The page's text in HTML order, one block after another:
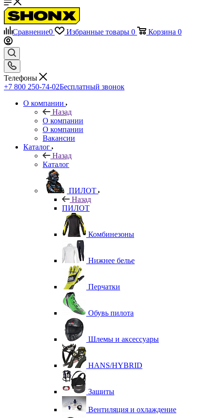
Сравнение0 Избранные товары 0 Корзина 0
Телефоны
+7 800 250-74-02Бесплатный звонок
О компании
Назад
О компании
О компании
Вакансии
Каталог
Назад
Каталог
ПИЛОТ
Назад
ПИЛОТ
Комбинезоны
Нижнее белье
Перчатки
Обувь пилота
Шлемы и аксессуары
HANS/HYBRID
Защиты
Вентиляция и охлаждение